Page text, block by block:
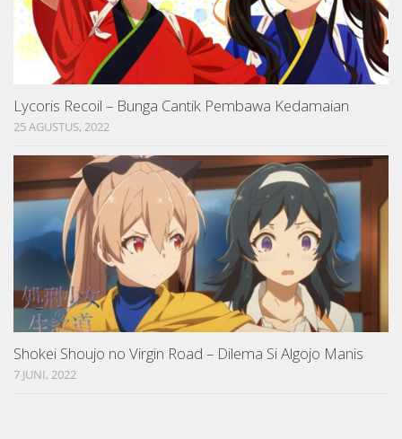
Lycoris Recoil – Bunga Cantik Pembawa Kedamaian
25 AGUSTUS, 2022
Shokei Shoujo no Virgin Road – Dilema Si Algojo Manis
7 JUNI, 2022